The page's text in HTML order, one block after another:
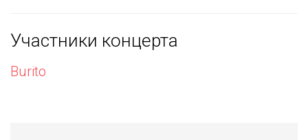
Участники концерта
Burito